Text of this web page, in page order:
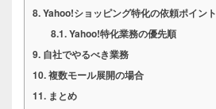
Yahoo!ショッピング特化の依頼ポイント
Yahoo!特化業務の優先順
自社でやるべき業務
複数モール展開の場合
まとめ